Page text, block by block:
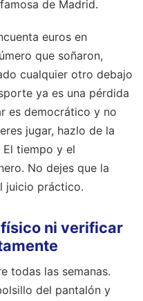
de Madrid.
euros en
que soñaron,
cualquier otro debajo
ya es una pérdida
es democrático y no
jugar, hazlo de la
El tiempo y el
No dejes que la
juicio práctico.
ni verificar
todas las semanas.
del pantalón y